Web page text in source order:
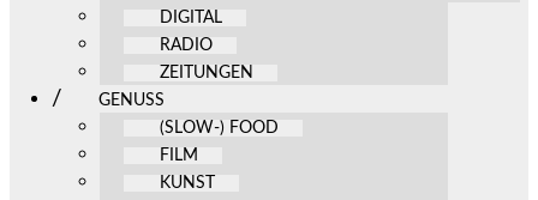
DIGITAL
RADIO
ZEITUNGEN
GENUSS
(SLOW-) FOOD
FILM
KUNST